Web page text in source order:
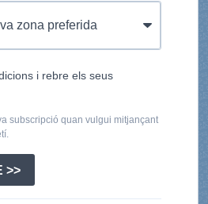
i rebre els seus
subscripció quan vulgui mitjançant
>>